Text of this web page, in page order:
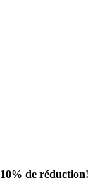
10% de réduction!